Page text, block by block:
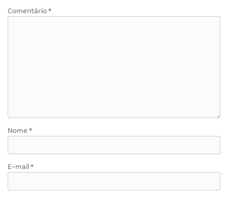
Comentário *
Nome *
E-mail *